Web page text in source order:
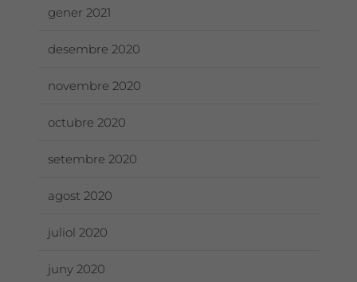
gener 2021
desembre 2020
novembre 2020
octubre 2020
setembre 2020
agost 2020
juliol 2020
juny 2020